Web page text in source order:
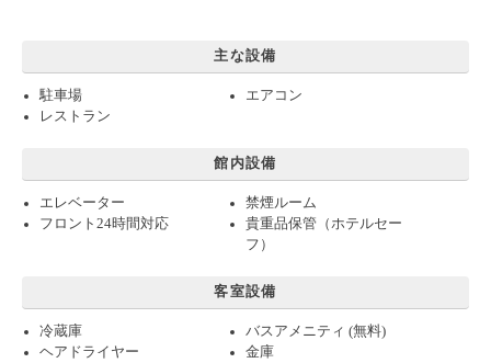
主な設備
駐車場
エアコン
レストラン
館内設備
エレベーター
禁煙ルーム
フロント24時間対応
貴重品保管（ホテルセー
フ）
客室設備
冷蔵庫
バスアメニティ (無料)
ヘアドライヤー
金庫